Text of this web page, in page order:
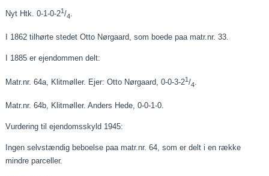
Nyt Htk. 0-1-0-21 /4.
I 1862 tilhørte stedet Otto Nørgaard, som boedepaa matr.nr. 33.
I 1885 er ejendommen delt:
Matr.nr. 64a, Klitmøller. Ejer: Otto Nørgaard, 0-0-3-21 /4.
Matr.nr. 64b, Klitmøller. Anders Hede, 0-0-1-0.
Vurdering til ejendomsskyld 1945:
Ingen selvstændig beboelsepaa matr.nr. 64, som er delt i en række
mindre parceller.